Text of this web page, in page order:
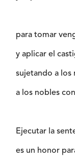
para tomar
y aplicar el
sujetando a los
a los nobles
Ejecutar la
es un honor